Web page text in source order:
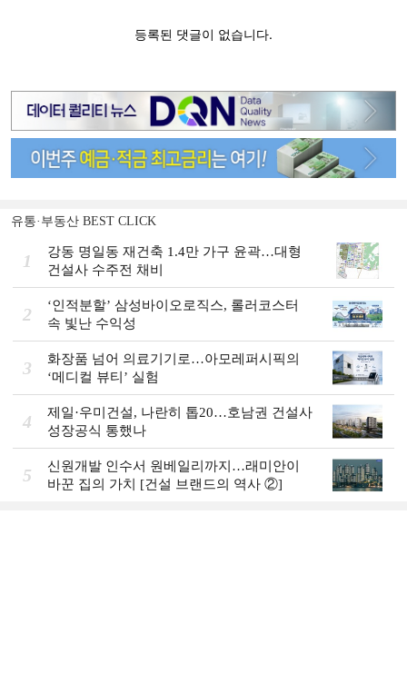
유통·부동산 BEST CLICK
1
강동 명일동 재건축 1.4만 가구 윤곽…대형
건설사 수주전 채비
2
‘인적분할’ 삼성바이오로직스, 롤러코스터
속 빛난 수익성
3
화장품 넘어 의료기기로…아모레퍼시픽의
‘메디컬 뷰티’ 실험
4
제일·우미건설, 나란히 톱20…호남권 건설사
성장공식 통했나
5
신원개발 인수서 원베일리까지…래미안이
바꾼 집의 가치 [건설 브랜드의 역사 ②]